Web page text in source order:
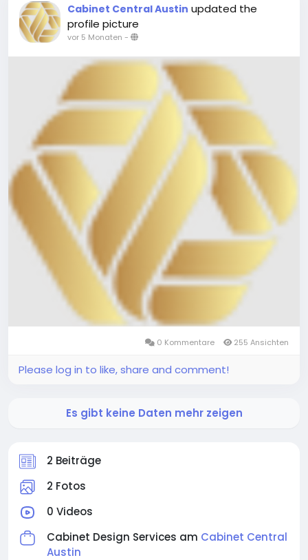
2 Beiträge
2 Fotos
0 Videos
Cabinet Design Services am Cabinet Central
Austin
Cabinet Central Austin updated the
profile picture
vor 5 Monaten -
0 Kommentare 255 Ansichten
Please log in to like, share and comment!
Es gibt keine Daten mehr zeigen